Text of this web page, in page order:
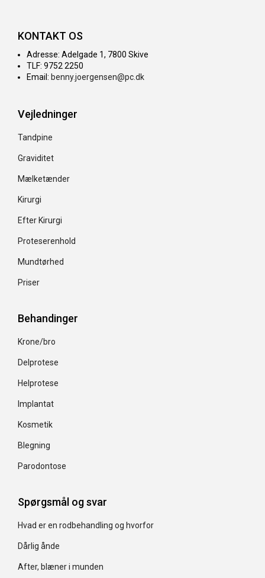
KONTAKT OS
Adresse: Adelgade 1, 7800 Skive
TLF: 9752 2250
Email: benny.joergensen@pc.dk
Vejledninger
Tandpine
Graviditet
Mælketænder
Kirurgi
Efter Kirurgi
Proteserenhold
Mundtørhed
Priser
Behandinger
Krone/bro
Delprotese
Helprotese
Implantat
Kosmetik
Blegning
Parodontose
Spørgsmål og svar
Hvad er en rodbehandling og hvorfor
Dårlig ånde
After, blæner i munden